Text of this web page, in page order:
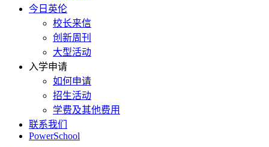
今日英伦
校长来信
创新周刊
大型活动
入学申请
如何申请
招生活动
学费及其他费用
联系我们
PowerSchool